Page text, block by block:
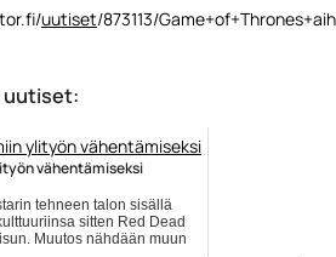
uutiset/873113/
uutiset:
vähentämiseksi
tehneen talon sisällä
sitten Red Dead
Muutos nähdään muun